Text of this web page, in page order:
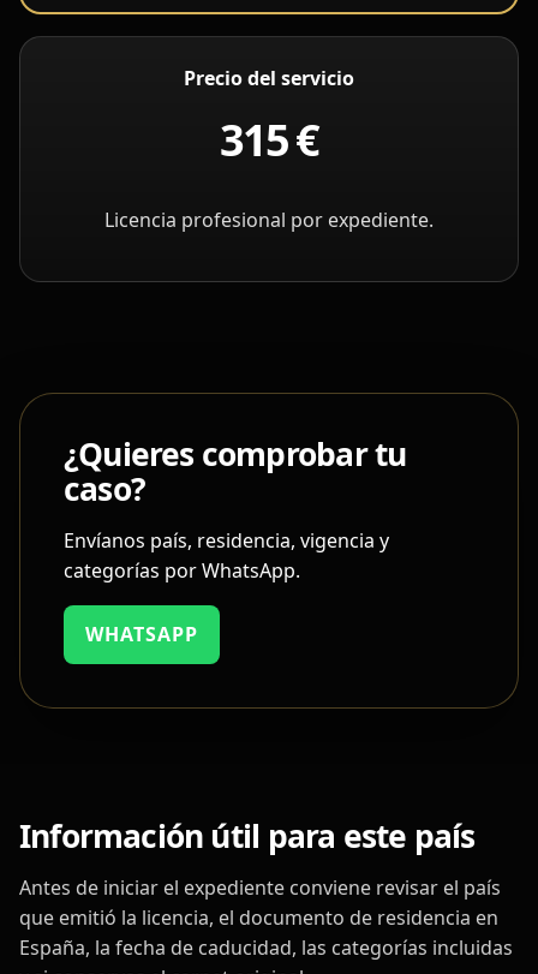
Precio del servicio
315 €
Licencia profesional por expediente.
¿Quieres comprobar tu
caso?
Envíanos país, residencia, vigencia y
categorías por WhatsApp.
WHATSAPP
Información útil para este país
Antes de iniciar el expediente conviene revisar el país
que emitió la licencia, el documento de residencia en
España, la fecha de caducidad, las categorías incluidas